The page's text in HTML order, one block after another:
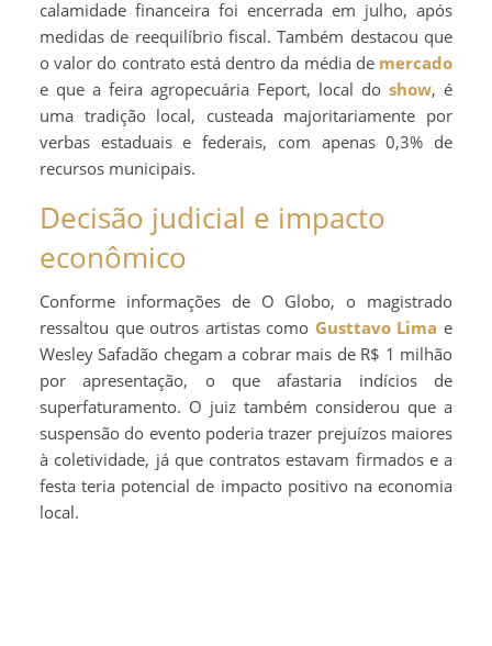
calamidade financeira foi encerrada em julho, após
medidas de reequilíbrio fiscal. Também destacou que
o valor do contrato está dentro da média de mercado
e que a feira agropecuária Feport, local do show, é
uma tradição local, custeada majoritariamente por
verbas estaduais e federais, com apenas 0,3% de
recursos municipais.
Decisão judicial e impacto
econômico
Conforme informações de O Globo, o magistrado
ressaltou que outros artistas como Gusttavo Lima e
Wesley Safadão chegam a cobrar mais de R$ 1 milhão
por apresentação, o que afastaria indícios de
superfaturamento. O juiz também considerou que a
suspensão do evento poderia trazer prejuízos maiores
à coletividade, já que contratos estavam firmados e a
festa teria potencial de impacto positivo na economia
local.